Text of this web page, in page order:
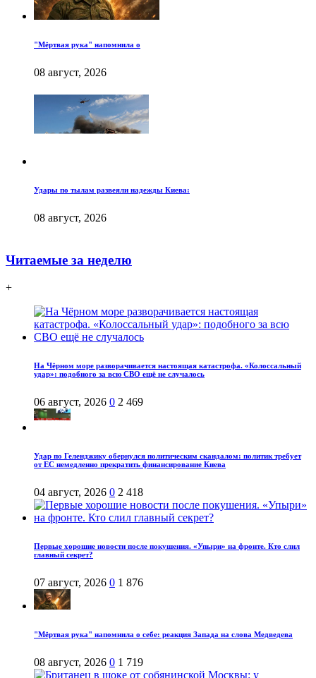
"Мёртвая рука" напомнила о
08 август, 2026
Удары по тылам развеяли надежды Киева:
08 август, 2026
Читаемые за неделю
+
На Чёрном море разворачивается настоящая катастрофа. «Колоссальный
удар»: подобного за всю СВО ещё не случалось
06 август, 2026 0 2 469
Удар по Геленджику обернулся политическим скандалом: политик требует
от ЕС немедленно прекратить финансирование Киева
04 август, 2026 0 2 418
Первые хорошие новости после покушения. «Упыри» на фронте. Кто слил
главный секрет?
07 август, 2026 0 1 876
"Мёртвая рука" напомнила о себе: реакция Запада на слова Медведева
08 август, 2026 0 1 719